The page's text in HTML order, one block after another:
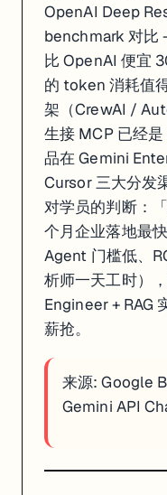
5. 中国发改委否决
OpenAI Deep
benchmark 对比
比 OpenAI 便宜
的 token 消耗值
架（CrewAI /
生接 MCP 已经
品在 Gemini
Cursor 三大分发
对学员的判断：
个月企业落地最
Agent 门槛低、
析师一天工时）
Engineer + RAG
薪抢。
来源:Google
Gemini API